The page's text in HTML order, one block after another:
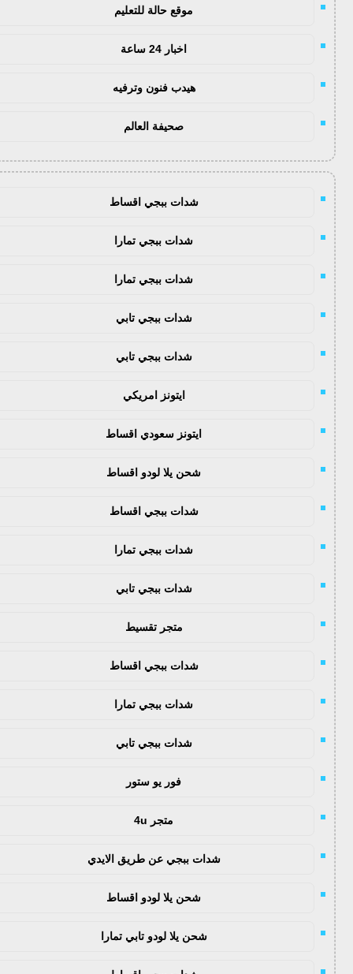
موقع حالة للتعليم
اخبار 24 ساعة
هيدب فنون وترفيه
صحيفة العالم
شدات ببجي اقساط
شدات ببجي تمارا
شدات ببجي تمارا
شدات ببجي تابي
شدات ببجي تابي
ايتونز امريكي
ايتونز سعودي اقساط
شحن يلا لودو اقساط
شدات ببجي اقساط
شدات ببجي تمارا
شدات ببجي تابي
متجر تقسيط
شدات ببجي اقساط
شدات ببجي تمارا
شدات ببجي تابي
فور يو ستور
متجر 4u
شدات ببجي عن طريق الايدي
شحن يلا لودو اقساط
شحن يلا لودو تابي تمارا